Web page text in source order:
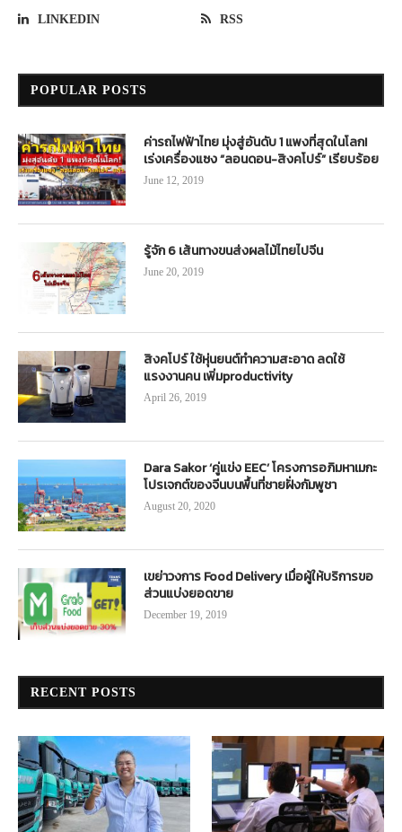
LINKEDIN RSS
POPULAR POSTS
ค่ารถไฟฟ้าไทย มุ่งสู่อันดับ 1 แพงที่สุดในโลก!
เร่งเครื่องแซง “ลอนดอน-สิงคโปร์” เรียบร้อย
June 12, 2019
รู้จัก 6 เส้นทางขนส่งผลไม้ไทยไปจีน
June 20, 2019
สิงคโปร์ ใช้หุ่นยนต์ทำความสะอาด ลดใช้
แรงงานคน เพิ่มproductivity
April 26, 2019
Dara Sakor ‘คู่แข่ง EEC’ โครงการอภิมหาเมกะ
โปรเจกต์ของจีนบนพื้นที่ชายฝั่งกัมพูชา
August 20, 2020
เขย่าวงการ Food Delivery เมื่อผู้ให้บริการขอ
ส่วนแบ่งยอดขาย
December 19, 2019
RECENT POSTS